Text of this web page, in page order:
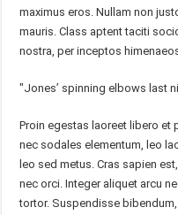
maximus eros. Nullam non
mauris. Class aptent taciti
nostra, per inceptos
Jones’ spinning elbows last
Proin egestas laoreet libero et
nec sodales elementum, leo
leo sed metus. Cras sapien
nec orci. Integer aliquet arcu
tortor. Suspendisse